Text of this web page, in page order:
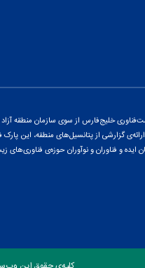
خلیج‌فارس از سوی سازمان منطقه آزاد
و فناوران و نوآوران حوزه‌ی فناوری‌های